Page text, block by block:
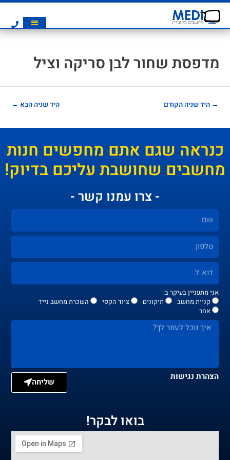
מדפסת שחור לבן סריקה וציל
→ היד שניה הקודם היד שניה הבא ←
כנראה שגם אתם מחפשים חנות
מחשבים שחושבת עליכם בדיוק!
- צרו עמנו קשר -
אני מתעניין בעיקר ב:
קניית מחשב
תיקונים ציוד הקפי
השכרת מחשב נייד
אחר
שליחה
הצהרת נגישות
בואו לבקר!